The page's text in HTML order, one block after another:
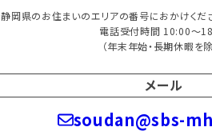
静岡県のお住まいのエリアの番号におかけくだ
電話受付時間 10:00～
（年末年始・長期休暇を除
メール
soudan@sbs-